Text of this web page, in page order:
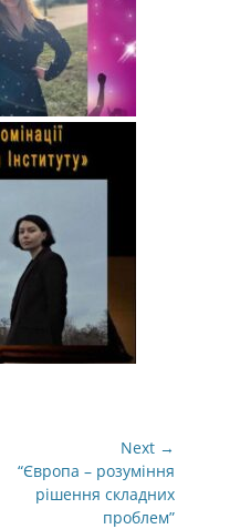
Next →
Next“Європа – розуміння
рішення складних
проблем”